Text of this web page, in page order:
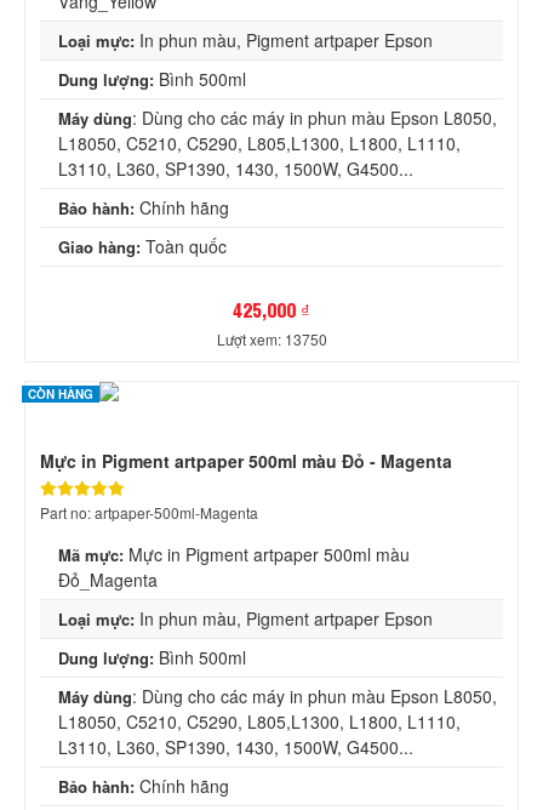
Loại mực: In phun màu, Pigment artpaper Epson
Dung lượng: Bình 500ml
Máy dùng: Dùng cho các máy in phun màu Epson L8050,
L18050, C5210, C5290, L805,L1300, L1800, L1110,
L3110, L360, SP1390, 1430, 1500W, G4500...
Bảo hành: Chính hãng
Giao hàng: Toàn quốc
425,000 ₫
Lượt xem: 13750
CÒN HÀNG
Mực in Pigment artpaper 500ml màu Đỏ - Magenta
Part no: artpaper-500ml-Magenta
Mã mực: Mực in Pigment artpaper 500ml màu
Đỏ_Magenta
Loại mực: In phun màu, Pigment artpaper Epson
Dung lượng: Bình 500ml
Máy dùng: Dùng cho các máy in phun màu Epson L8050,
L18050, C5210, C5290, L805,L1300, L1800, L1110,
L3110, L360, SP1390, 1430, 1500W, G4500...
Bảo hành: Chính hãng